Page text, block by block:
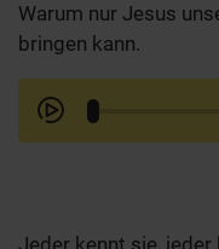
Warum nur Jesus
bringen kann.